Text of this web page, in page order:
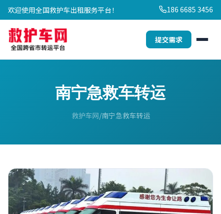
欢迎使用全国救护车出租服务平台！ 186 6685 3456
提交需求
南宁急救车转运
救护车网 南宁急救车转运